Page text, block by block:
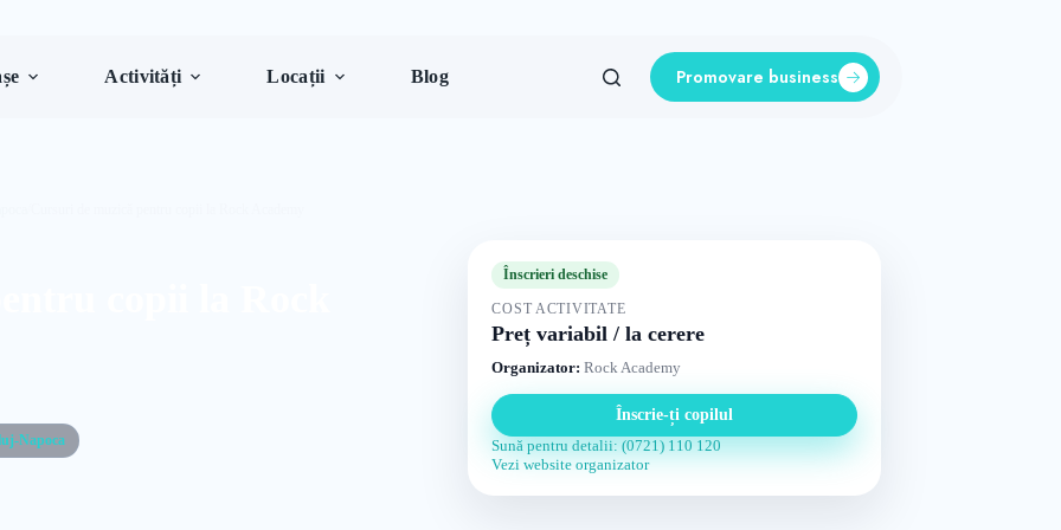
Activități Locații Blog Promovare business
Napoca
Înscrieri deschise
COST ACTIVITATE
Preț variabil / la cerere
Organizator: Rock Academy
Înscrie-ți copilul
Sună pentru detalii: (0721) 110 120
Vezi website organizator